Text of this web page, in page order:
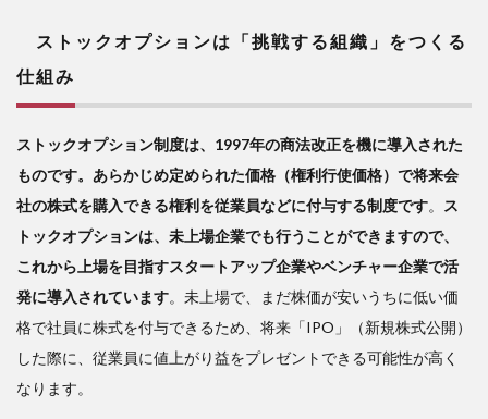
くる
み
コ
ーポ
レー
トガ
バナ
ン
ス・
コー
ド誕
生の
背景
ストックオプションは「挑戦する組織」をつくる
仕組み
ストックオプション制度は、1997年の商法改正を機に導入された
ものです。あらかじめ定められた価格（権利行使価格）で将来会
社の株式を購入できる権利を従業員などに付与する制度です。
ス
トックオプションは、未上場企業でも行うことができますので、
これから上場を目指すスタートアップ企業やベンチャー企業で活
発に導入されています。未上場で、まだ株価が安いうちに低い価
格で社員に株式を付与できるため、将来「IPO」（新規株式公開）
した際に、従業員に値上がり益をプレゼントできる可能性が高く
なります。